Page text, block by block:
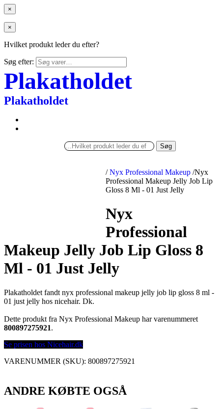
×
×
Hvilket produkt leder du efter?
Søg efter:
Plakatholdet
Plakatholdet
Søg
/ Nyx Professional Makeup /Nyx
Professional Makeup Jelly Job Lip
Gloss 8 Ml - 01 Just Jelly
Nyx
Professional
Makeup Jelly Job Lip Gloss 8
Ml - 01 Just Jelly
Plakatholdet fandt nyx professional makeup jelly job lip gloss 8 ml -
01 just jelly hos nicehair. Dk.
Dette produkt fra Nyx Professional Makeup har varenummeret
800897275921.
Se prisen hos Nicehair.dk
VARENUMMER (SKU): 800897275921
ANDRE KØBTE OGSÅ